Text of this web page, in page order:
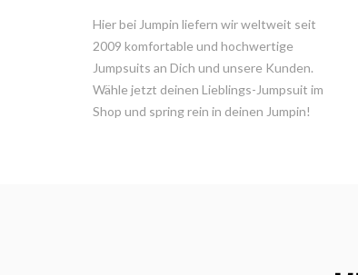
Hier bei Jumpin liefern wir weltweit seit
2009 komfortable und hochwertige
Jumpsuits an Dich und unsere Kunden.
Wähle jetzt deinen Lieblings-Jumpsuit im
Shop und spring rein in deinen Jumpin!